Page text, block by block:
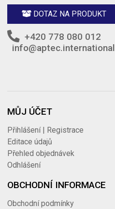
DOTAZ NA PRODUKT
+420 778 080 012
info@aptec.international
MŮJ ÚČET
Přihlášení | Registrace
Editace údajů
Přehled objednávek
Odhlášení
OBCHODNÍ INFORMACE
Obchodní podmínky